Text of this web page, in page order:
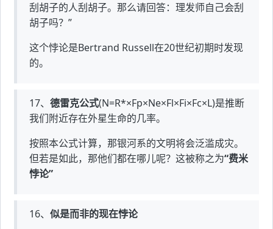
刮胡子的人刮胡子。那么请回答：理发师自己会刮
胡子吗？”
这个悖论是Bertrand Russell在20世纪初期时发现
的。
17、 德雷克公式(N=R*×Fp×Ne×Fl×Fi×Fc×L)是推断
我们附近存在外星生命的几率。
按照本公式计算，那银河系的文明将会泛滥成灾。
但若是如此，那他们都在哪儿呢？这被称之为“费米
悖论”
16、 似是而非的现在悖论